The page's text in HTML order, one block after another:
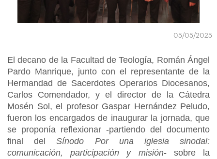
05/05/2025
El decano de la Facultad de Teología, Román Ángel
Pardo Manrique, junto con el representante de la
Hermandad de Sacerdotes Operarios Diocesanos,
Carlos Comendador, y el director de la Cátedra
Mosén Sol, el profesor Gaspar Hernández Peludo,
fueron los encargados de inaugurar la jornada, que
se proponía reflexionar -partiendo del documento
final delSínodo Por una iglesia sinodal:
comunicación, participación y misión- sobre la